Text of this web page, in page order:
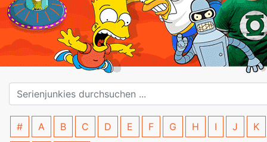
# A B C D E F G H I J K